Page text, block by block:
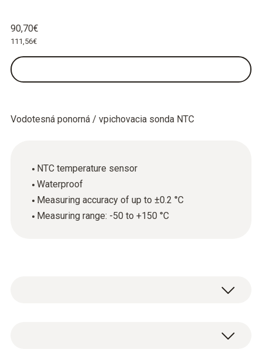
Vodotesná ponorná / vpichovacia sonda NTC
NTC temperature sensor
Waterproof
Measuring accuracy of up to ±0.2 °C
Measuring range: -50 to +150 °C
90,70€
111,56€
The waterproof immersion and penetration